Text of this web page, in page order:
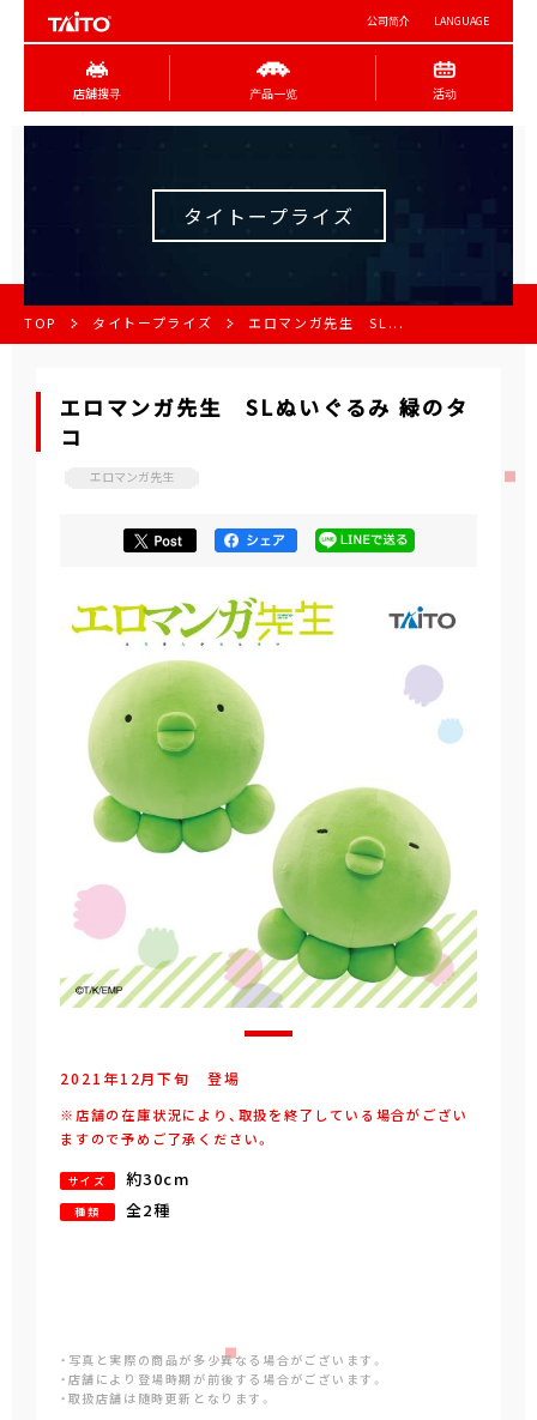
公司简介 LANGUAGE
店舖搜寻 产品一览 活动
タイトープライズ
TOP タイトープライズ エロマンガ先生 SL...
エロマンガ先生 SLぬいぐるみ 緑のタ
コ
エロマンガ先生
2021年12月下旬 登場
※店舗の在庫状況により、取扱を終了している場合がござい
ますので予めご了承ください。
サイズ 約30cm
種類 全2種
・写真と実際の商品が多少異なる場合がございます。
・店舗により登場時期が前後する場合がございます。
・取扱店舗は随時更新となります。